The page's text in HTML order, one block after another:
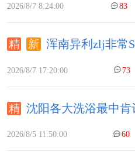
2026/8/7 8:24:00 83
浑南异利zlj非常
2026/8/7 17:20:00 73
沈阳各大洗浴最中肯
2026/8/5 11:50:00 60